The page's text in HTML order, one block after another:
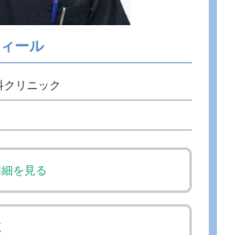
ール
クリニック
を見る